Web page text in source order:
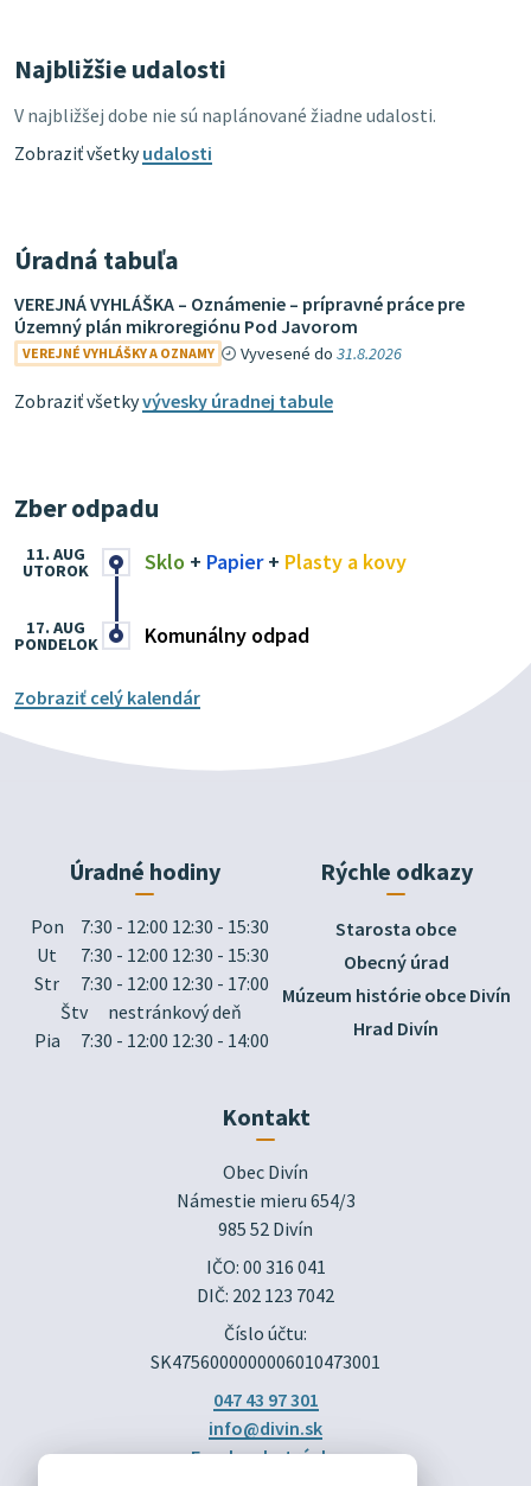
Najbližšie udalosti
V najbližšej dobe nie sú naplánované žiadne udalosti.
Zobraziť všetkyudalosti
Úradná tabuľa
VEREJNÁ VYHLÁŠKA – Oznámenie – prípravné práce pre
Územný plán mikroregiónu Pod Javorom
VEREJNÉ VYHLÁŠKY A OZNAMY Vyvesené do31.8.2026
Zobraziť všetkyvývesky úradnej tabule
Zber odpadu
Sklo + Papier+ Plasty a kovy
11. AUG
UTOROK
Komunálny odpad
17. AUG
PONDELOK
Zobraziť celý kalendár
Úradné hodiny
Pon
7:30 - 12:00 12:30 - 15:30
Ut
7:30 - 12:00 12:30 - 15:30
Str
7:30 - 12:00 12:30 - 17:00
Štv
nestránkový deň
Pia
7:30 - 12:00 12:30 - 14:00
Rýchle odkazy
Starosta obce
Obecný úrad
Múzeum histórie obce Divín
Hrad Divín
Kontakt
Obec Divín
Námestie mieru 654/3
985 52 Divín
IČO: 00 316 041
DIČ: 202 123 7042
Číslo účtu:
SK4756000000006010473001
047 43 97 301
info@divin.sk
Facebook stránka